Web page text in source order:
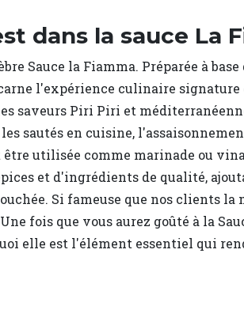
dans la sauce La
Sauce la Fiamma. Préparée à
l'expérience culinaire signature
saveurs Piri Piri et
sautés en cuisine,
utilisée comme marinade ou
et d'ingrédients de qualité,
Si fameuse que nos clients
fois que vous aurez goûté à la
elle est l'élément essentiel qui